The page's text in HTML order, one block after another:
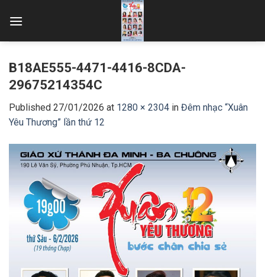
B18AE555-4471-4416-8CDA-
29675214354C
Published 27/01/2026 at 1280 × 2304 in Đêm nhạc “Xuân
Yêu Thương” lần thứ 12